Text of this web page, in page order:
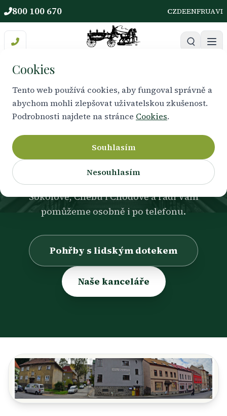
800 100 670 CZDEENFRUAVI
JSME VÁM NABLÍZKU
Naše kanceláře
Důstojné, diskrétní a klidné prostředí pro
vyřízení všech náležitostí. Najdete nás v
Sokolově, Chebu i Chodově a rádi Vám
pomůžeme osobně i po telefonu.
Pohřby s lidským dotekem
Naše kanceláře
Cookies
Tento web používá cookies, aby fungoval správně a
abychom mohli zlepšovat uživatelskou zkušenost.
Podrobnosti najdete na stránce Cookies.
Souhlasím
Nesouhlasím